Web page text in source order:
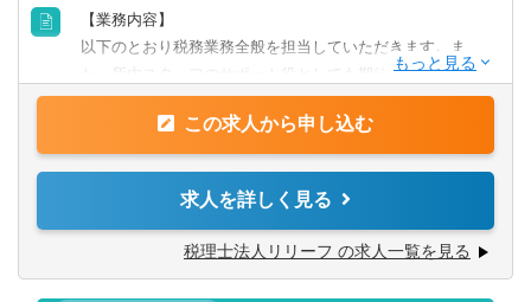
【歓迎要件】
■後輩指導（マネジメント）のご経験
■税理士科目合格/簿記等の資格をお持ちの方
【求める人物像】
税理士事務所での仕事をお客様に対する「サービス」とし
■コツコツ努力できる
■明るい、人と話すのが好き、事務作業が好き、数字にこだ
わる
【業務内容】
以下のとおり税務業務全般を担当していただきます。ま
た、所内スタッフのサポート役としても期待しておりま
す。
【具体的には】
業務は多岐に渡り、コンサルティング業務（30～50件程
チャレンジ意欲のある方には、やってみたい業務を積極的
にお任せ致します！
この求人から申し込む
求人を詳しく見る
税理士法人リリーフ の求人一覧を見る
未経験可
年収1000万円以上の求人
5名以上募集の求人